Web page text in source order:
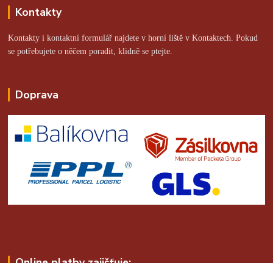
Kontakty
Kontakty i kontaktní formulář najdete v horní liště v Kontaktech. Pokud
se potřebujete o něčem poradit, klidně se ptejte.
Doprava